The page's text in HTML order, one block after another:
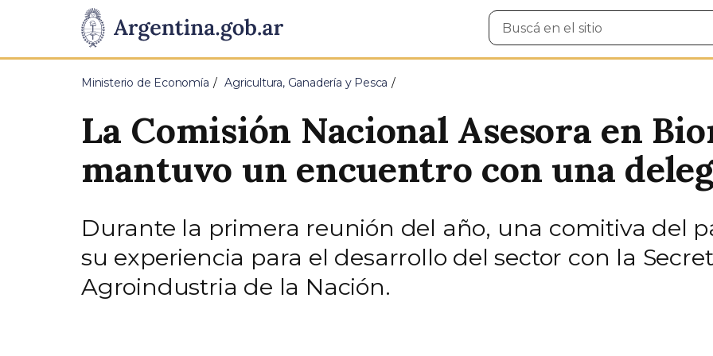
Presidencia
de
Pasar al contenido principal
Buscar
en
Ministerio de Economía Agricultura, Ganadería y Pesca
La Comisión Nacional Asesora en
mantuvo un encuentro con una
Durante la primera reunión del año, una comitiva del
su experiencia para el desarrollo del sector con la
Agroindustria de la Nación.